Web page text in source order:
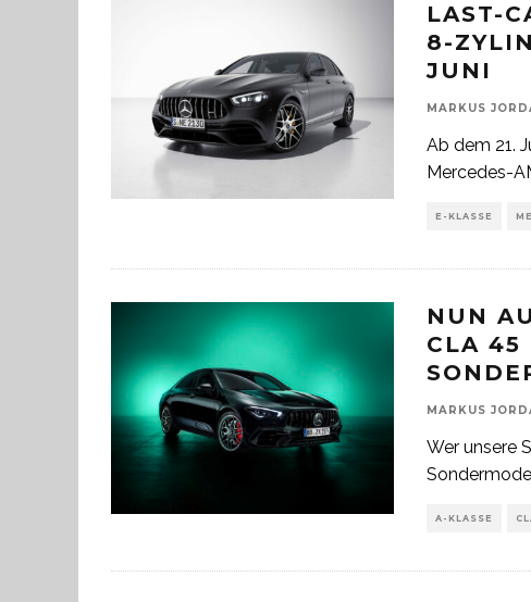
LAST-
8-
JUNI
MARKUS
Ab dem 21.
Mercedes-
E-KLASSE
NUN
CLA 45
MARKUS
Wer unsere
A-KLASSE